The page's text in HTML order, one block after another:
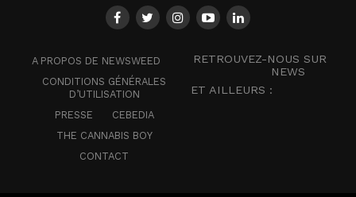
A PROPOS DE NEWSWEED
CONDITIONS GÉNÉRALES
D’UTILISATION
PRESSE
CEBEDIA
THE CANNABIS BOY
CONTACT
RETROUVEZ-NOUS SUR
NEWS
ET AILLEURS :